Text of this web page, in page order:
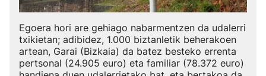
Egoera hori are gehiago nabarmentzen da udalerri
txikietan; adibidez, 1.000 biztanletik beherakoen
artean, Garai (Bizkaia) da batez besteko errenta
pertsonal (24.905 euro) eta familiar (78.372 euro)